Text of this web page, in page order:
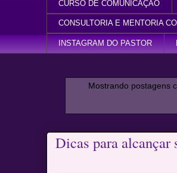
CURSO DE COMUNICAÇÃO
CONSULTORIA E MENTORIA
INSTAGRAM DO PASTOR
Mostrando postagens
Dicas para alcançar